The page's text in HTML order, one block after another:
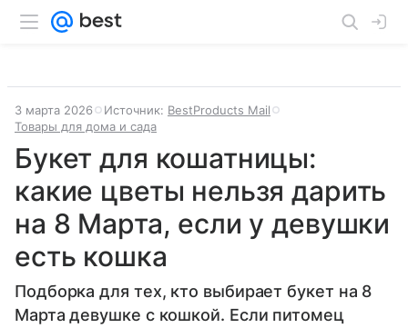
3 марта 2026 Источник: BestProducts Mail
Товары для дома и сада
Букет для кошатницы:
какие цветы нельзя дарить
на 8 Марта, если у девушки
есть кошка
Подборка для тех, кто выбирает букет на 8
Марта девушке с кошкой. Если питомец